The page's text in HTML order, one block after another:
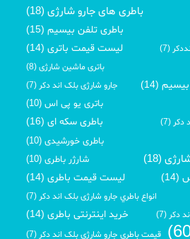
باطری های جارو شارژی (18)
باطری تلفن بیسیم (15)
(7) لیست قیمت باتری (14)
باتری ماشین شارژی (8)
(14)
جارو شارژی بلک اند دکر (7)
باتری یو پی اس (10)
(7) باطری سکه ای (16)
باطری خورشیدی (10)
(18) شارژر باطری (10)
لیست قیمت باطری (14)
انواع باطري جارو شارژی بلک اند دکر (7)
دکر (7)
خرید اینترنتی باطری (14)
قیمت باطری جارو شارژی بلک اند دکر (7)